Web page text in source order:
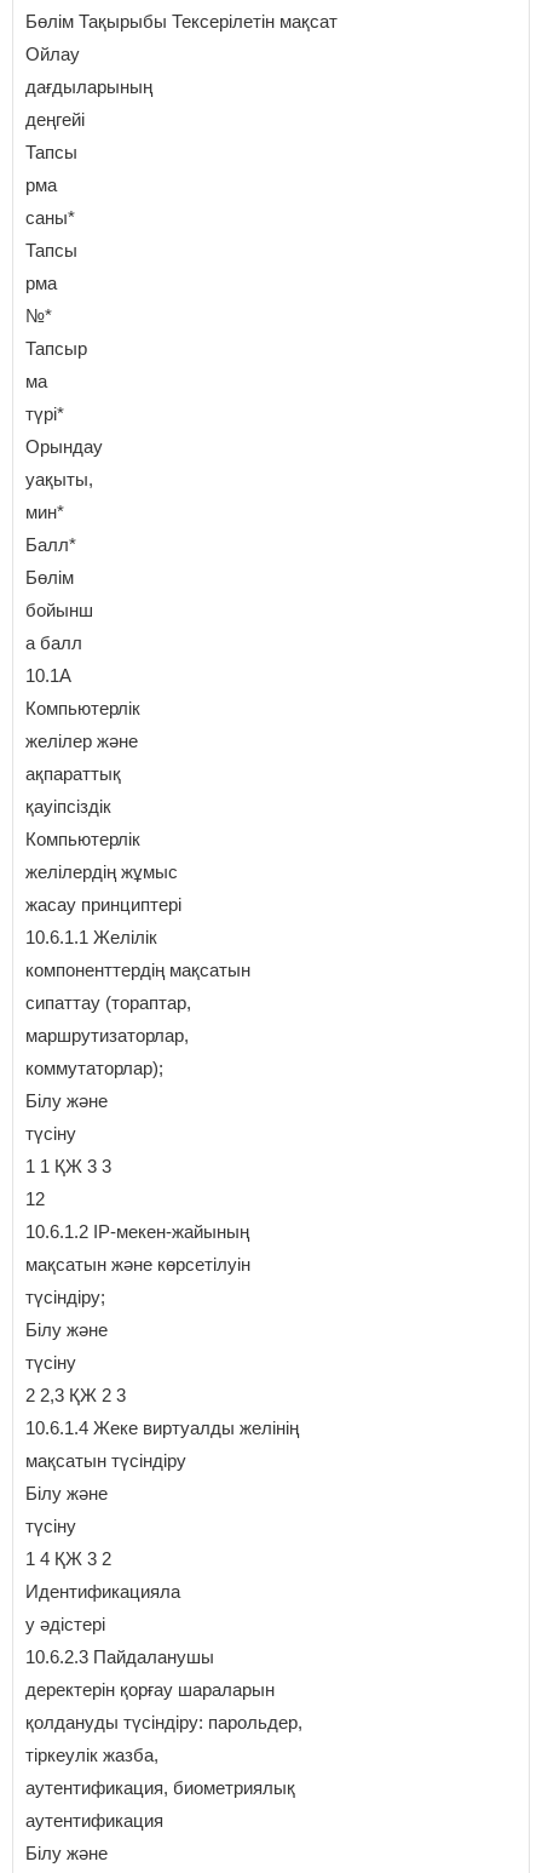
Бөлім Тақырыбы Тексерілетін мақсат
Ойлау
дағдыларының
деңгейі
Тапсы
рма
саны*
Тапсы
рма
№*
Тапсыр
ма
түрі*
Орындау
уақыты,
мин*
Балл*
Бөлім
бойынш
а балл
10.1A
Компьютерлік
желілер және
ақпараттық
қауіпсіздік
Компьютерлік
желілердің жұмыс
жасау принциптері
10.6.1.1 Желілік
компоненттердің мақсатын
сипаттау (тораптар,
маршрутизаторлар,
коммутаторлар);
Білу және
түсіну
1 1 ҚЖ 3 3
12
10.6.1.2 IP-мекен-жайының
мақсатын және көрсетілуін
түсіндіру;
Білу және
түсіну
2 2,3 ҚЖ 2 3
10.6.1.4 Жеке виртуалды желінің
мақсатын түсіндіру
Білу және
түсіну
1 4 ҚЖ 3 2
Идентификацияла
у әдістері
10.6.2.3 Пайдаланушы
деректерін қорғау шараларын
қолдануды түсіндіру: парольдер,
тіркеулік жазба,
аутентификация, биометриялық
аутентификация
Білу және